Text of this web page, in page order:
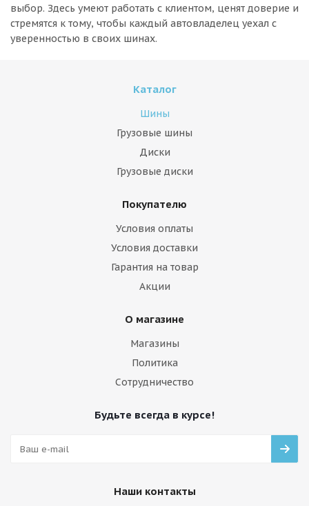
выбор. Здесь умеют работать с клиентом, ценят доверие и
стремятся к тому, чтобы каждый автовладелец уехал с
уверенностью в своих шинах.
Каталог
Шины
Грузовые шины
Диски
Грузовые диски
Покупателю
Условия оплаты
Условия доставки
Гарантия на товар
Акции
О магазине
Магазины
Политика
Сотрудничество
Будьте всегда в курсе!
Наши контакты